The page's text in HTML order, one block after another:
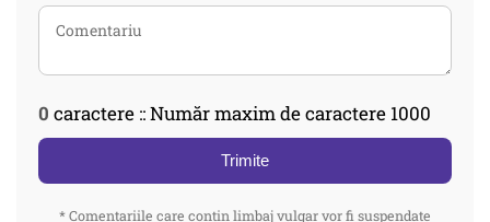
0 caractere :: Număr maxim de caractere 1000
Trimite
* Comentariile care contin limbaj vulgar vor fi suspendate